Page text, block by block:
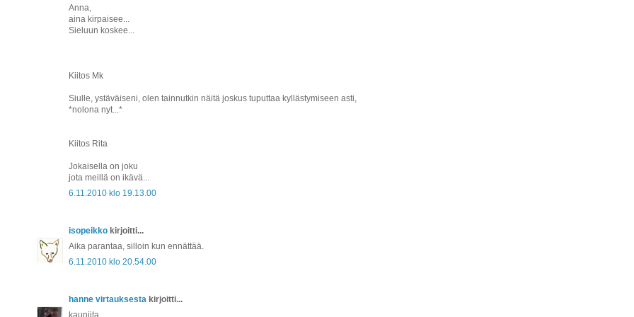
Anna,
aina kirpaisee...
Sieluun koskee...
Kiitos Mk
Siulle, ystäväiseni, olen tainnutkin näitä joskus tuputtaa kyllästymiseen asti,
*nolona nyt...*
Kiitos Rita
Jokaisella on joku
jota meillä on ikävä...
6.11.2010 klo 19.13.00
isopeikko kirjoitti...
Aika parantaa, silloin kun ennättää.
6.11.2010 klo 20.54.00
hanne virtauksesta kirjoitti...
kauniita,